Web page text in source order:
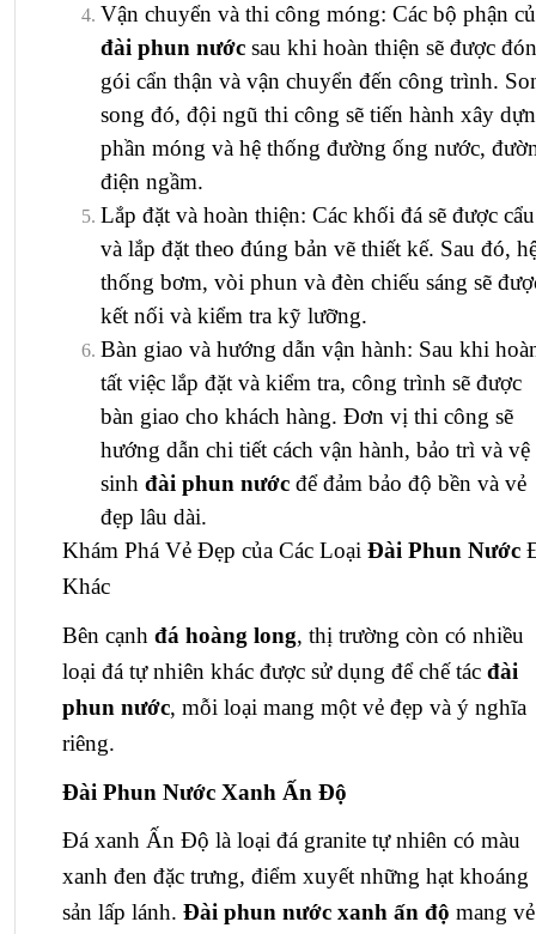
Vận chuyển và thi công móng: Các bộ phận
đài phun nước sau khi hoàn thiện sẽ được
gói cẩn thận và vận chuyển đến công trình.
song đó, đội ngũ thi công sẽ tiến hành xây
phần móng và hệ thống đường ống nước,
điện ngầm.
Lắp đặt và hoàn thiện: Các khối đá sẽ được cẩu
và lắp đặt theo đúng bản vẽ thiết kế. Sau đó,
thống bơm, vòi phun và đèn chiếu sáng sẽ
kết nối và kiểm tra kỹ lưỡng.
Bàn giao và hướng dẫn vận hành: Sau khi
tất việc lắp đặt và kiểm tra, công trình sẽ được
bàn giao cho khách hàng. Đơn vị thi công sẽ
hướng dẫn chi tiết cách vận hành, bảo trì và vệ
sinh đài phun nước để đảm bảo độ bền và vẻ
đẹp lâu dài.
Khám Phá Vẻ Đẹp của Các Loại Đài Phun Nước
Khác
Bên cạnh đá hoàng long, thị trường còn có nhiều
loại đá tự nhiên khác được sử dụng để chế tác đài
phun nước, mỗi loại mang một vẻ đẹp và ý nghĩa
riêng.
Đài Phun Nước Xanh Ấn Độ
Đá xanh Ấn Độ là loại đá granite tự nhiên có màu
xanh đen đặc trưng, điểm xuyết những hạt khoáng
sản lấp lánh. Đài phun nước xanh ấn độ mang vẻ